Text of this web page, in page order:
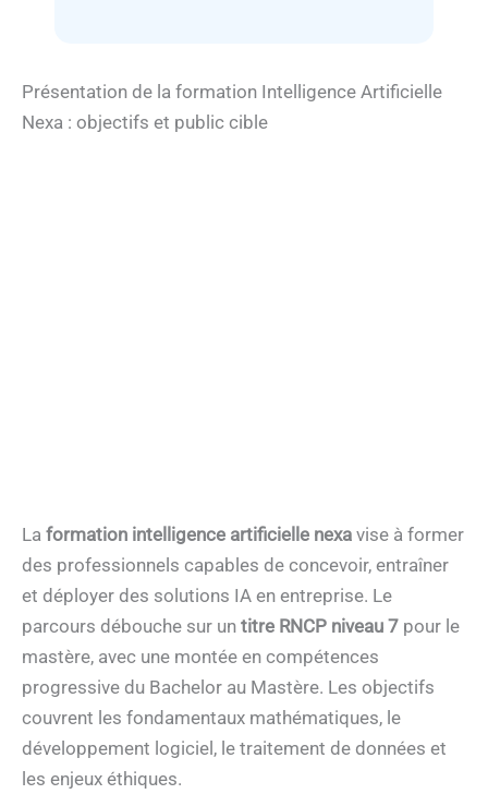
Présentation de la formation Intelligence Artificielle
Nexa : objectifs et public cible
La formation intelligence artificielle nexa vise à former
des professionnels capables de concevoir, entraîner
et déployer des solutions IA en entreprise. Le
parcours débouche sur un titre RNCP niveau 7 pour le
mastère, avec une montée en compétences
progressive du Bachelor au Mastère. Les objectifs
couvrent les fondamentaux mathématiques, le
développement logiciel, le traitement de données et
les enjeux éthiques.